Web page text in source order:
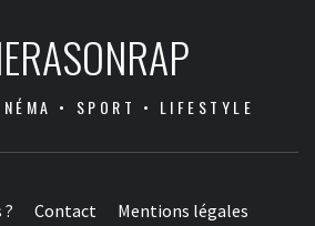
• SPORT • LIFESTYLE
Contact Mentions légales